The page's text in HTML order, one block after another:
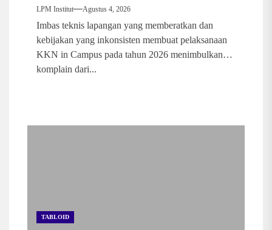
LPM Institut Agustus 4, 2026
Imbas teknis lapangan yang memberatkan dan
kebijakan yang inkonsisten membuat pelaksanaan
KKN in Campus pada tahun 2026 menimbulkan
komplain dari...
TABLOID